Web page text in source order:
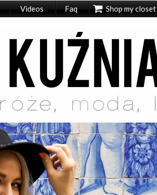
Videos Faq Shop my closet